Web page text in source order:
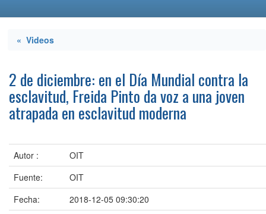
« Videos
2 de diciembre: en el Día Mundial contra la
esclavitud, Freida Pinto da voz a una joven
atrapada en esclavitud moderna
Autor :
OIT
Fuente:
OIT
Fecha:
2018-12-05 09:30:20